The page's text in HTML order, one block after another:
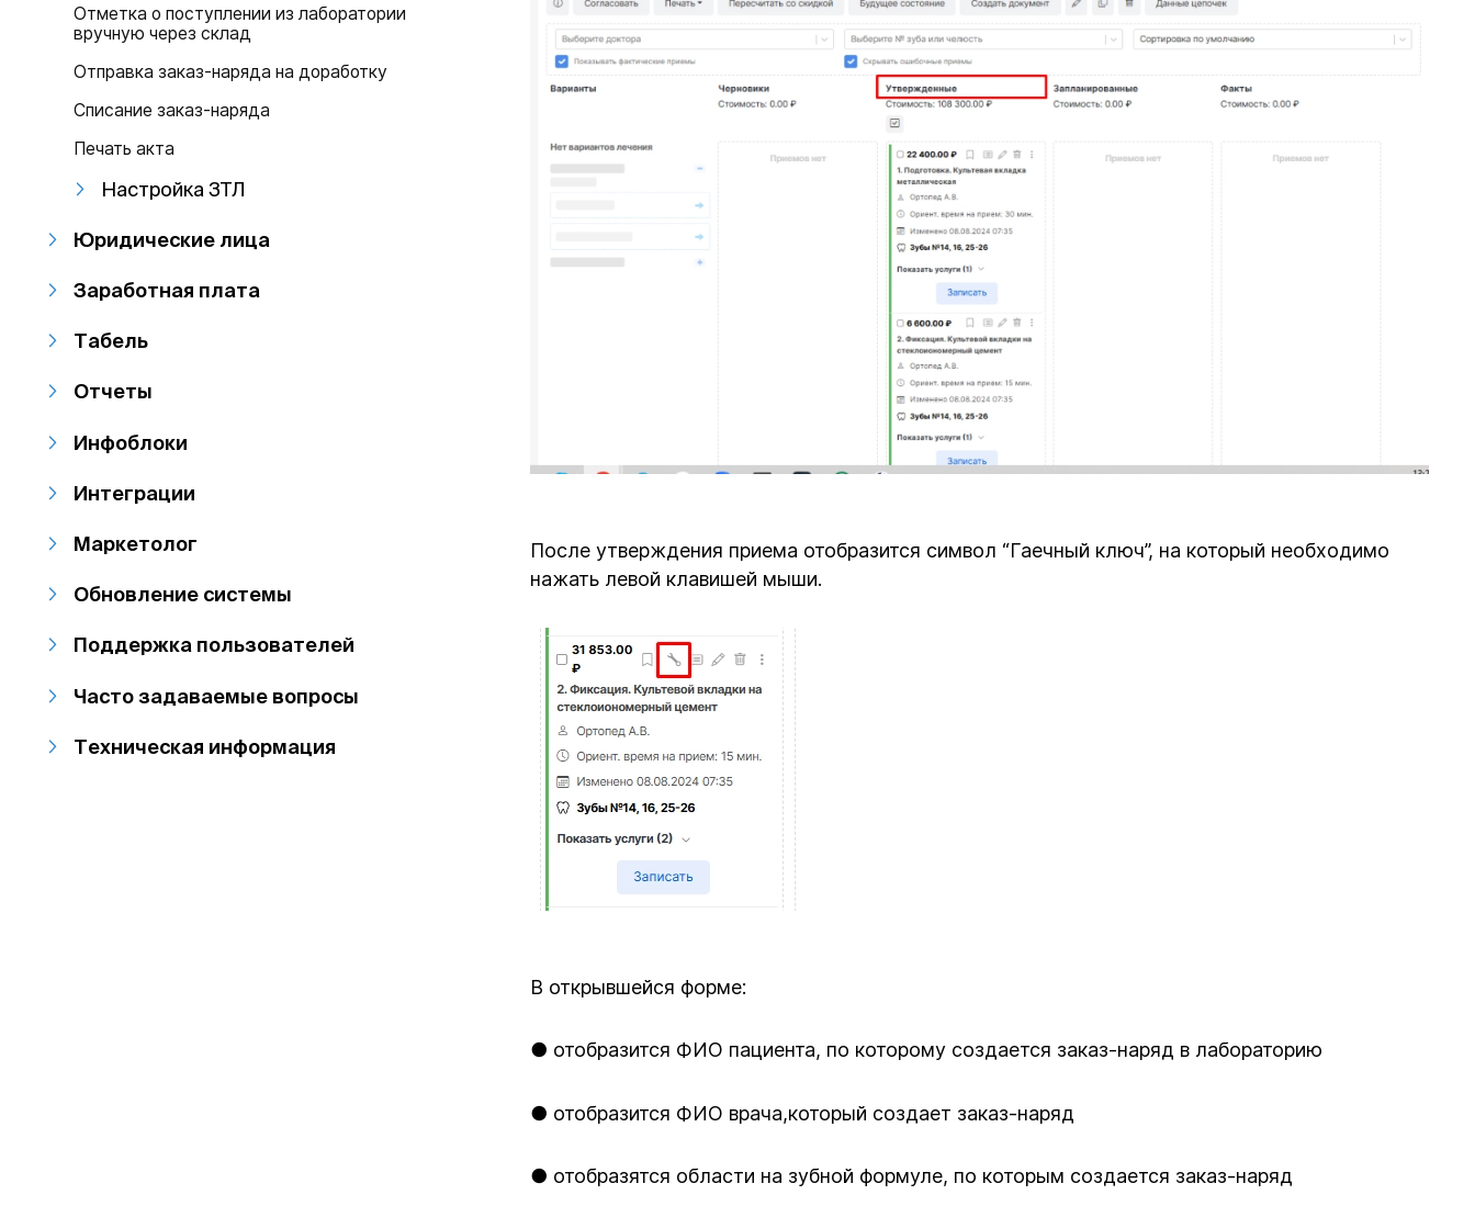
Отметка о поступлении из лаборатории
вручную через склад
Отправка заказ-наряда на доработку
Списание заказ-наряда
Печать акта
Настройка ЗТЛ
Юридические лица
Заработная плата
Табель
Отчеты
Инфоблоки
Интеграции
Маркетолог
Обновление системы
Поддержка пользователей
Часто задаваемые вопросы
Техническая информация
После утверждения приема отобразится символ “Гаечный ключ”, на который необходимо
нажать левой клавишей мыши.
В открывшейся форме:
● отобразится ФИО пациента, по которому создается заказ-наряд в лабораторию
● отобразится ФИО врача,который создает заказ-наряд
● отобразятся области на зубной формуле, по которым создается заказ-наряд